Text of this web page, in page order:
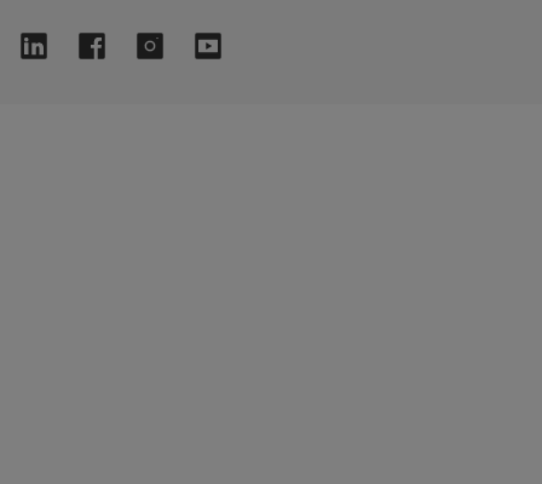
Seuraa meitä sosiaalisessa mediassa